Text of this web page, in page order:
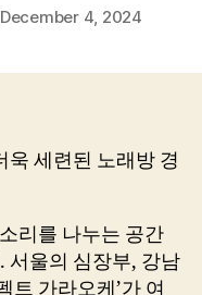
December 4, 2024
세련된 노래방 경
리를 나누는 공간
서울의 심장부, 강남
트 가라오케’가 여